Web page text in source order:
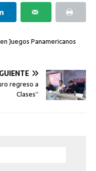
Juegos Panamericanos
regreso a
Clases”